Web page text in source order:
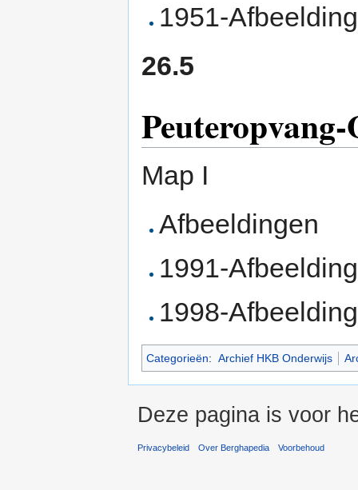
1951-
26.5
Map I
Afbeeldingen
1991-
1998-
Categorieën: Archief HKB Onderwijs
Deze pagina is voor
Privacybeleid Over Berghapedia Voorbehoud